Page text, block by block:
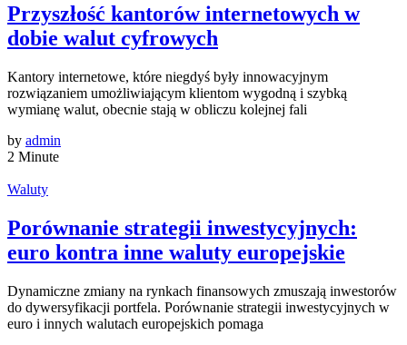
Przyszłość kantorów internetowych w
dobie walut cyfrowych
Kantory internetowe, które niegdyś były innowacyjnym
rozwiązaniem umożliwiającym klientom wygodną i szybką
wymianę walut, obecnie stają w obliczu kolejnej fali
by admin
2 Minute
Waluty
Porównanie strategii inwestycyjnych:
euro kontra inne waluty europejskie
Dynamiczne zmiany na rynkach finansowych zmuszają inwestorów
do dywersyfikacji portfela. Porównanie strategii inwestycyjnych w
euro i innych walutach europejskich pomaga